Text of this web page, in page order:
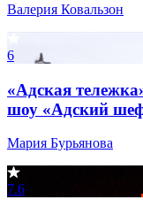
Валерия Ковальзон
6
«Адская
шоу «Адский
Мария Бурьянова
7.6